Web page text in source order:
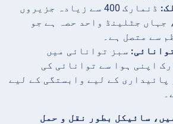
ڈنمارک 400 سے زیادہ جزیروں
جہاں جٹلینڈ واحد حصہ ہے جو
سے متصل ہے۔
سبز توانائی میں
اپنی ہوا سے توانائی کی
پائیداری کے لیے وابستگی کے لیے
سائیکل بطور نقل و حمل